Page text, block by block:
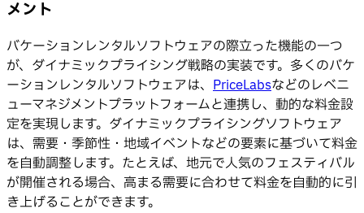
メント
バケーションレンタルソフトウェアの際立った機能の一つ
が、ダイナミックプライシング戦略の実装です。多くのバケ
ーションレンタルソフトウェアは、 PriceLabsなどのレベニ
ューマネジメントプラットフォームと連携し、動的な料金設
定を実現します。ダイナミックプライシングソフトウェア
は、需要・季節性・地域イベントなどの要素に基づいて料金
を自動調整します。たとえば、地元で人気のフェスティバル
が開催される場合、高まる需要に合わせて料金を自動的に引
き上げることができます。